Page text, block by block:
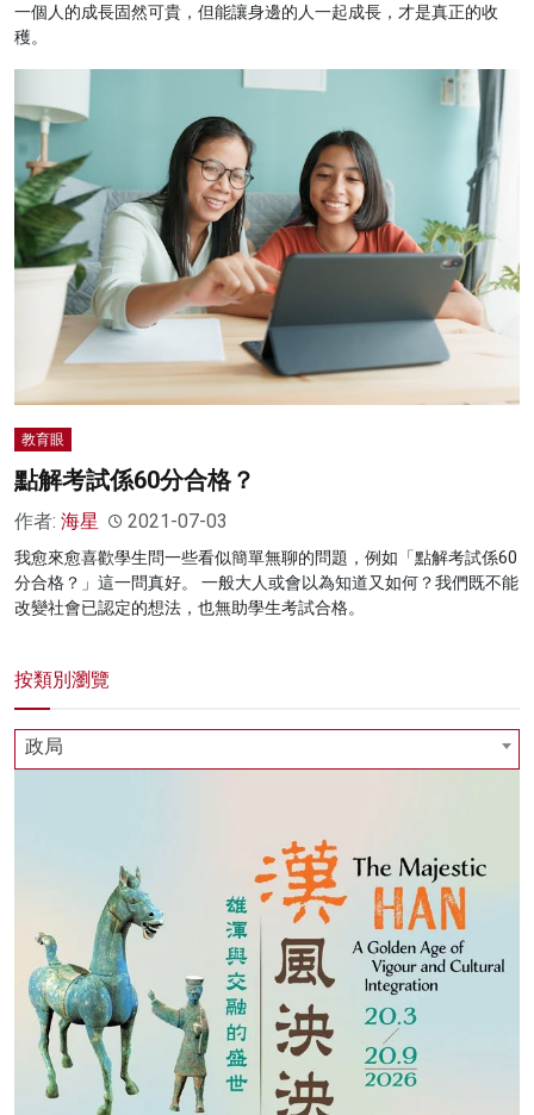
一個人的成長固然可貴，但能讓身邊的人一起成長，才是真正的收
穫。
教育眼
點解考試係60分合格？
作者: 海星 2021-07-03
我愈來愈喜歡學生問一些看似簡單無聊的問題，例如「點解考試係60
分合格？」這一問真好。 一般大人或會以為知道又如何？我們既不能
改變社會已認定的想法，也無助學生考試合格。
按類別瀏覽
政局